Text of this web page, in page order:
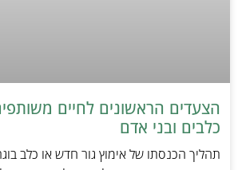
הצעדים הראשונים לחיים
כלבים ובני אדם
תהליך הכנסתו של אימוץ גור חדש או כלב